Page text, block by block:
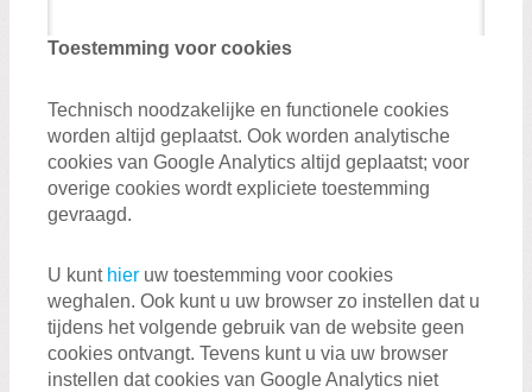
Toestemming voor cookies
Technisch noodzakelijke en functionele cookies
worden altijd geplaatst. Ook worden analytische
cookies van Google Analytics altijd geplaatst; voor
overige cookies wordt expliciete toestemming
gevraagd.
U kunt hier uw toestemming voor cookies
weghalen. Ook kunt u uw browser zo instellen dat u
tijdens het volgende gebruik van de website geen
cookies ontvangt. Tevens kunt u via uw browser
instellen dat cookies van Google Analytics niet